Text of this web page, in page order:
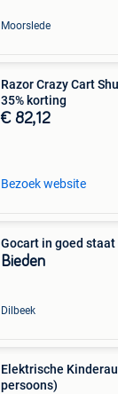
Moorslede
Razor Crazy Cart
35% korting
€ 82,12
Bezoek website
Gocart in goed staat
Bieden
Dilbeek
Elektrische
persoons)